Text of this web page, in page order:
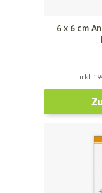
6 x 6 cm
inkl.